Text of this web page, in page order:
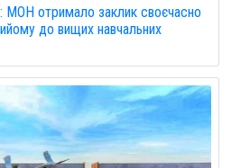
МОН отримало заклик своєчасно
до вищих навчальних